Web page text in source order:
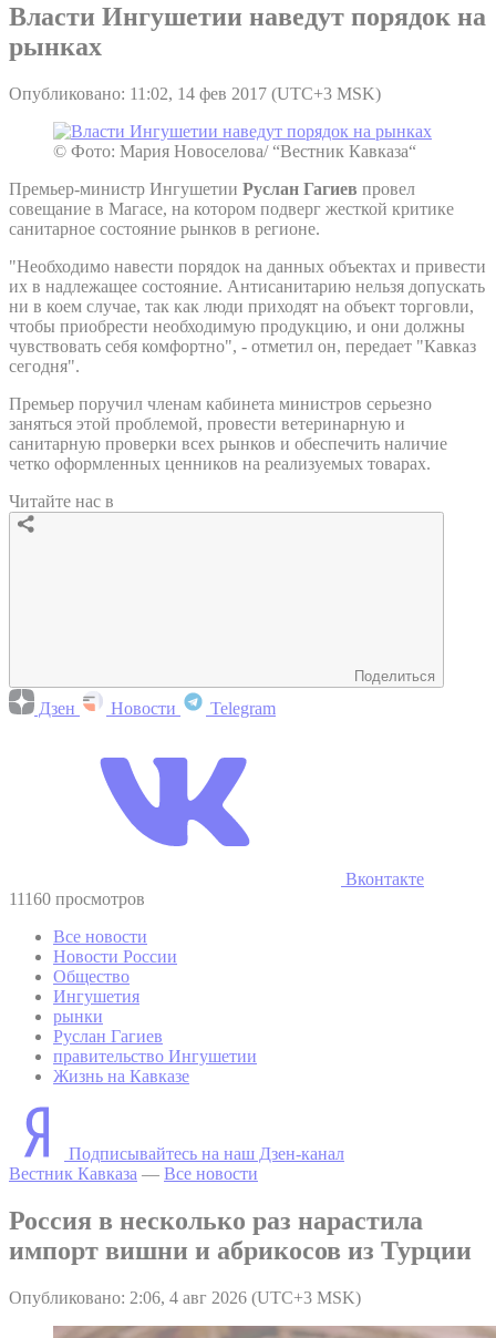
Власти Ингушетии наведут порядок на
рынках
Опубликовано: 11:02, 14 фев 2017 (UTC+3 MSK)
© Фото: Мария Новоселова/ “Вестник Кавказа“
Премьер-министр Ингушетии Руслан Гагиев провел
совещание в Магасе, на котором подверг жесткой критике
санитарное состояние рынков в регионе.
"Необходимо навести порядок на данных объектах и привести
их в надлежащее состояние. Антисанитарию нельзя допускать
ни в коем случае, так как люди приходят на объект торговли,
чтобы приобрести необходимую продукцию, и они должны
чувствовать себя комфортно", - отметил он, передает "Кавказ
сегодня".
Премьер поручил членам кабинета министров серьезно
заняться этой проблемой, провести ветеринарную и
санитарную проверки всех рынков и обеспечить наличие
четко оформленных ценников на реализуемых товарах.
Читайте нас в
Поделиться
Дзен Новости Telegram
Вконтакте
11160 просмотров
Все новости
Новости России
Общество
Ингушетия
рынки
Руслан Гагиев
правительство Ингушетии
Жизнь на Кавказе
Подписывайтесь на наш Дзен-канал
Вестник Кавказа — Все новости
Россия в несколько раз нарастила
импорт вишни и абрикосов из Турции
Опубликовано: 2:06, 4 авг 2026 (UTC+3 MSK)